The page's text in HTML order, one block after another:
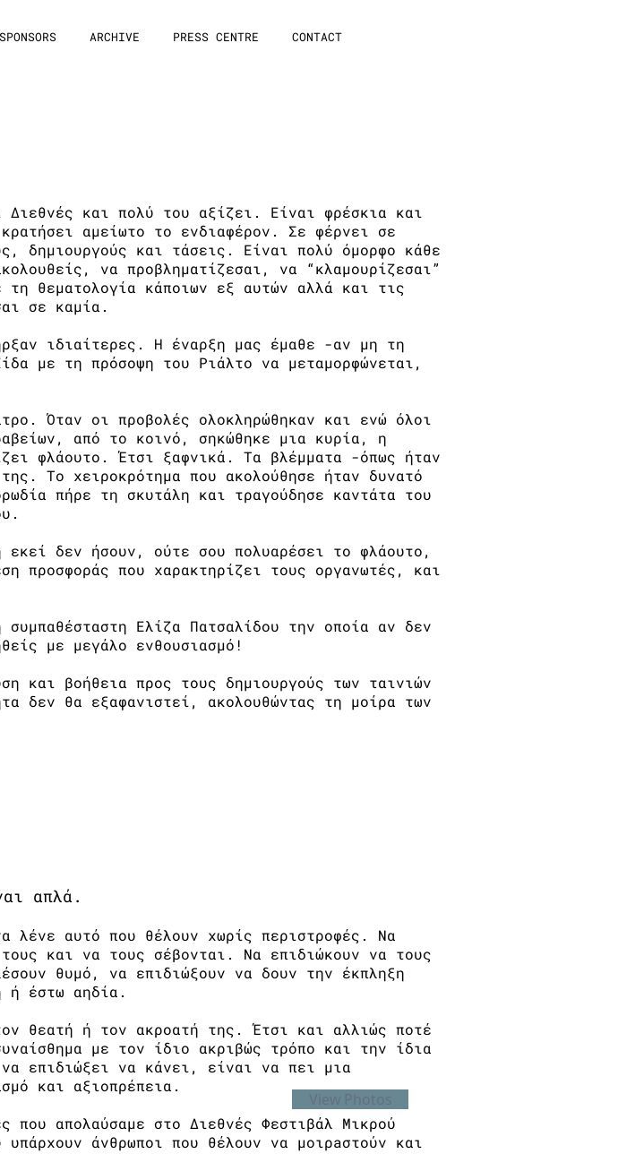
SPONSORS ARCHIVE PRESS CENTRE CONTACT
και πολύ του αξίζει. Είναι φρέσκια και
αμείωτο το ενδιαφέρον. Σε φέρνει σε
δημιουργούς και τάσεις. Είναι πολύ όμορφο κάθε
να προβληματίζεσαι, να “κλαμουρίζεσαι”
θεματολογία κάποιων εξ αυτών αλλά και τις
σε καμία.
ιδιαίτερες. Η έναρξη μας έμαθε -αν μη τη
με τη πρόσοψη του Ριάλτο να μεταμορφώνεται,
Όταν οι προβολές ολοκληρώθηκαν και ενώ όλοι
από το κοινό, σηκώθηκε μια κυρία, η
φλάουτο. Έτσι ξαφνικά. Τα βλέμματα -όπως ήταν
Το χειροκρότημα που ακολούθησε ήταν δυνατό
πήρε τη σκυτάλη και τραγούδησε καντάτα του
δεν ήσουν, ούτε σου πολυαρέσει το φλάουτο,
προσφοράς που χαρακτηρίζει τους οργανωτές, και
Ελίζα Πατσαλίδου την οποία αν δεν
με μεγάλο ενθουσιασμό!
και βοήθεια προς τους δημιουργούς των ταινιών
δεν θα εξαφανιστεί, ακολουθώντας τη μοίρα των
απλά.
λένε αυτό που θέλουν χωρίς περιστροφές. Να
και να τους σέβονται. Να επιδιώκουν να τους
θυμό, να επιδιώξουν να δουν την έκπληξη
ή έστω αηδία.
θεατή ή τον ακροατή της. Έτσι και αλλιώς ποτέ
με τον ίδιο ακριβώς τρόπο και την ίδια
επιδιώξει να κάνει, είναι να πει μια
και αξιοπρέπεια.
απολαύσαμε στο Διεθνές Φεστιβάλ Μικρού
άνθρωποι που θέλουν να μοιρaστούν και
View Photos